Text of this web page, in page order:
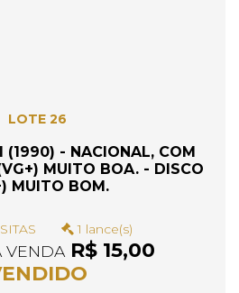
LOTE 26
(1990) - NACIONAL, COM
MUITO BOA. - DISCO
MUITO BOM.
1 lance(s)
VENDAR$ 15,00